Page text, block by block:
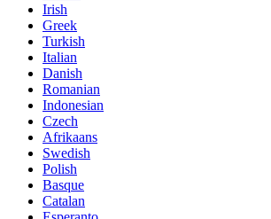
Irish
Greek
Turkish
Italian
Danish
Romanian
Indonesian
Czech
Afrikaans
Swedish
Polish
Basque
Catalan